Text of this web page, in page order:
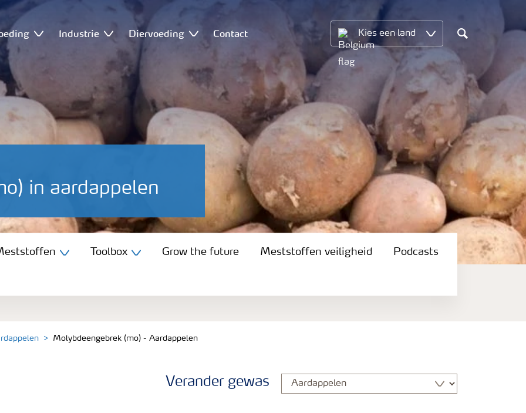
Industrie Diervoeding Contact Kies een land
Search
in aardappelen
Toolbox Grow the future Meststoffen veiligheid Podcasts
Molybdeengebrek (mo) - Aardappelen
Verander gewas